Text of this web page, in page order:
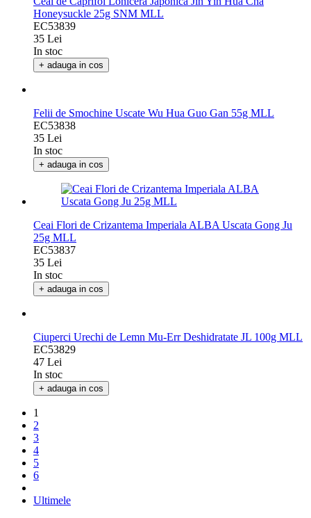
Ceai de Caprifoi Lonicera Japonica Jin Yin Hua Cha
Honeysuckle 25g SNM MLL
EC53839
35 Lei
In stoc
Felii de Smochine Uscate Wu Hua Guo Gan 55g MLL
EC53838
35 Lei
In stoc
+ adauga in cos
Ceai Flori de Crizantema Imperiala ALBA Uscata Gong Ju
25g MLL
EC53837
35 Lei
In stoc
Ciuperci Urechi de Lemn Mu-Err Deshidratate JL 100g MLL
EC53829
47 Lei
In stoc
1
2
3
4
6